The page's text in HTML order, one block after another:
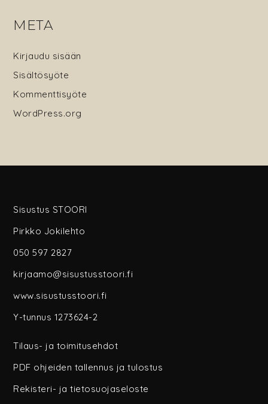
META
Kirjaudu sisään
Sisältösyöte
Kommenttisyöte
WordPress.org
Sisustus STOORI
Pirkko Jokilehto
050 597 2827
kirjaamo@sisustusstoori.fi
www.sisustusstoori.fi
Y-tunnus 1273624-2
Tilaus- ja toimitusehdot
PDF ohjeiden tallennus ja tulostus
Rekisteri- ja tietosuojaseloste